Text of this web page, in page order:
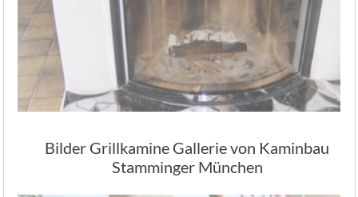
Bilder Grillkamine Gallerie von Kaminbau
Stamminger München